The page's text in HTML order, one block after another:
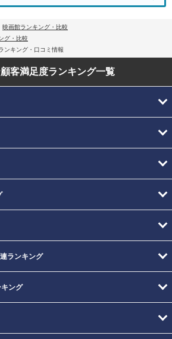
映画館ランキング・比較
グ・比較
ンキング・口コミ情報
客満足度ランキング一覧
ランキング
ング